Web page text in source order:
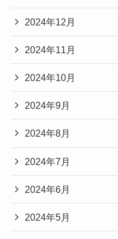
2024年12月
2024年11月
2024年10月
2024年9月
2024年8月
2024年7月
2024年6月
2024年5月